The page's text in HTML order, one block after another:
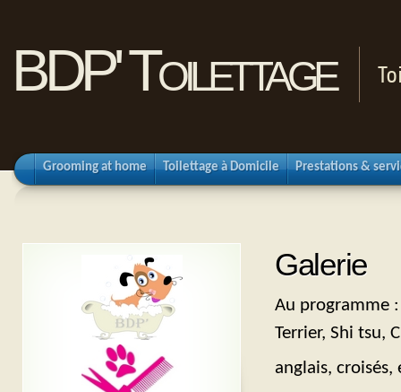
BDP' Toilettage
Grooming at home Toilettage à Domicile Prestations &
Galerie
Au programme
Terrier, Shi tsu,
anglais,